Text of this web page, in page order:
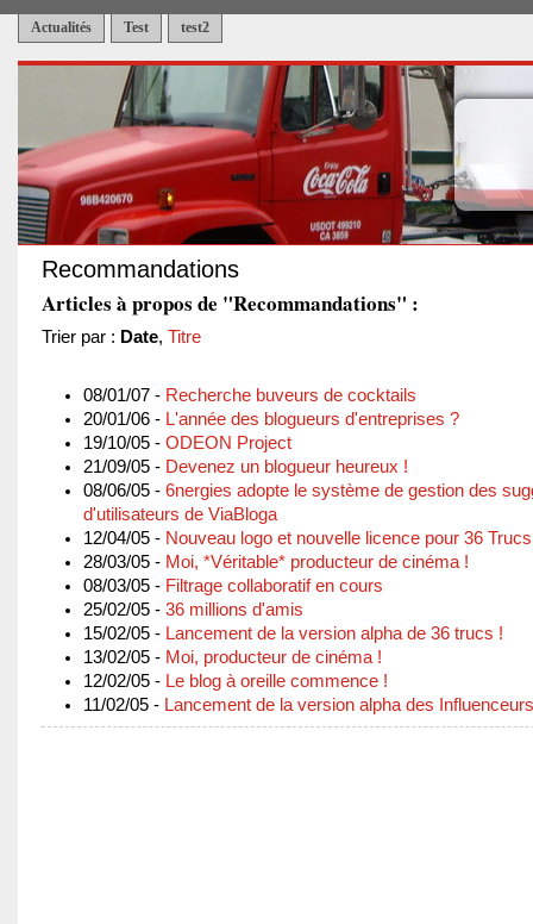
Actualités Test test2
Recommandations
Articles à propos de "Recommandations" :
Trier par : Date, Titre
08/01/07 - Recherche buveurs de cocktails
20/01/06 - L'année des blogueurs d'entreprises ?
19/10/05 - ODEON Project
21/09/05 - Devenez un blogueur heureux !
08/06/05 - 6nergies adopte le système de gestion des
d'utilisateurs de ViaBloga
12/04/05 - Nouveau logo et nouvelle licence pour 36 Trucs
28/03/05 - Moi, *Véritable* producteur de cinéma !
08/03/05 - Filtrage collaboratif en cours
25/02/05 - 36 millions d'amis
15/02/05 - Lancement de la version alpha de 36 trucs !
13/02/05 - Moi, producteur de cinéma !
12/02/05 - Le blog à oreille commence !
11/02/05 - Lancement de la version alpha des